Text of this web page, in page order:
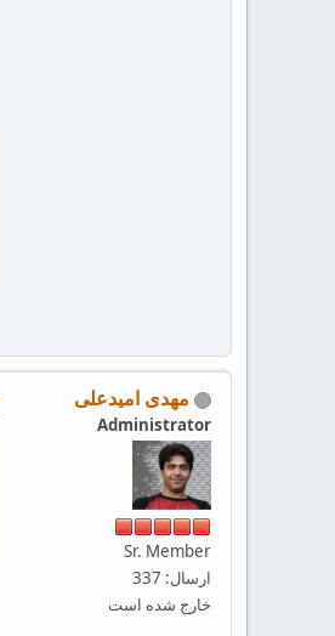
مهدی امیدعلی
Administrator
Sr. Member
ارسال: 337
خارج شده است